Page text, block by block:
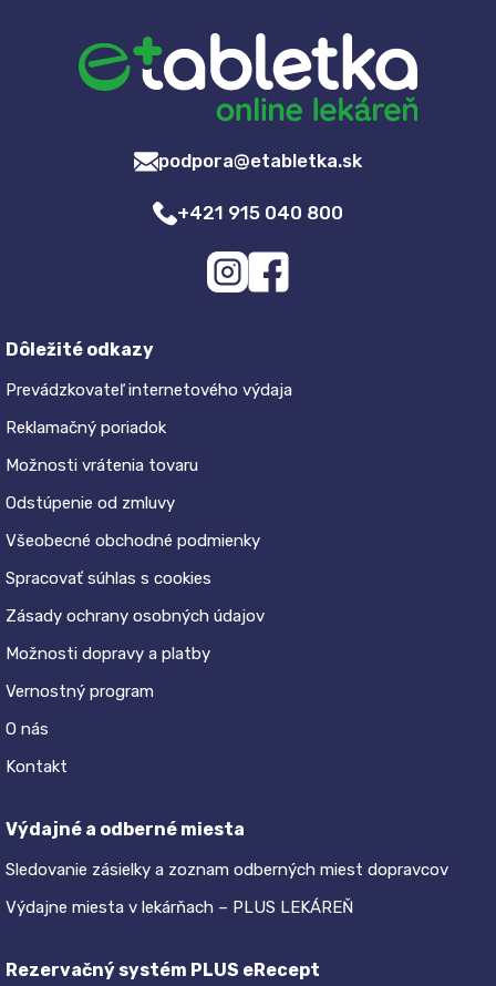
podpora@etabletka.sk
+421 915 040 800
Dôležité odkazy
Prevádzkovateľ internetového výdaja
Reklamačný poriadok
Možnosti vrátenia tovaru
Odstúpenie od zmluvy
Všeobecné obchodné podmienky
Spracovať súhlas s cookies
Zásady ochrany osobných údajov
Možnosti dopravy a platby
Vernostný program
O nás
Kontakt
Výdajné a odberné miesta
Sledovanie zásielky a zoznam odberných miest dopravcov
Výdajne miesta v lekárňach – PLUS LEKÁREŇ
Rezervačný systém PLUS eRecept